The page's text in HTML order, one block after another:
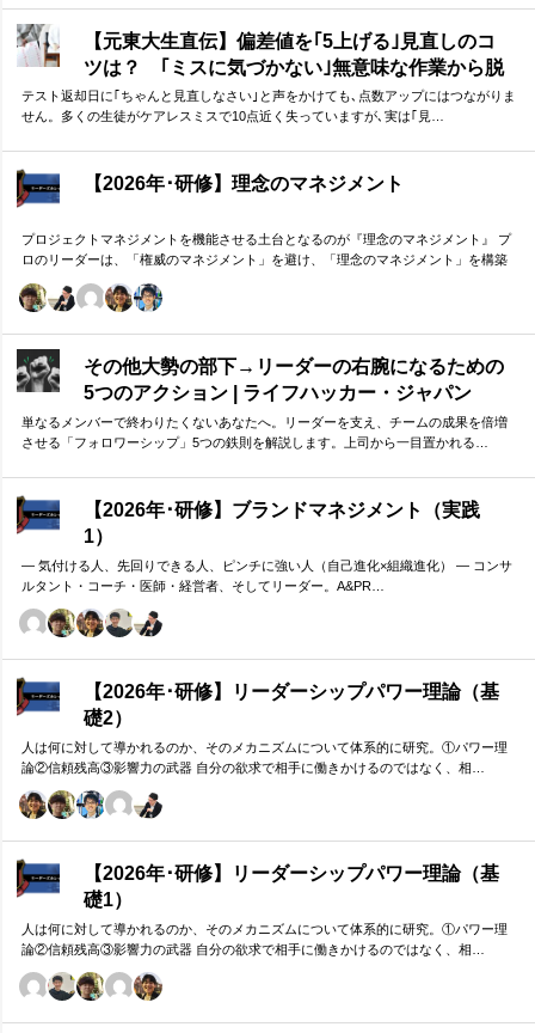
【元東大生直伝】偏差値を｢5上げる｣見直しのコ
ツは？ ｢ミスに気づかない｣無意味な作業から脱
却を…カギは試験"前"
テスト返却日に｢ちゃんと見直しなさい｣と声をかけても､点数アップにはつながりま
せん。多くの生徒がケアレスミスで10点近く失っていますが､実は｢見…
【2026年･研修】理念のマネジメント
プロジェクトマネジメントを機能させる土台となるのが『理念のマネジメント』 プ
ロのリーダーは、「権威のマネジメント」を避け、「理念のマネジメント」を構築
に尊重する文化を構築したいリーダーのための研修です。
その他大勢の部下→リーダーの右腕になるための
5つのアクション | ライフハッカー・ジャパン
単なるメンバーで終わりたくないあなたへ。リーダーを支え、チームの成果を倍増
させる「フォロワーシップ」5つの鉄則を解説します。上司から一目置かれる…
【2026年･研修】ブランドマネジメント（実践
1）
― 気付ける人、先回りできる人、ピンチに強い人（自己進化×組織進化） ― コンサ
ルタント・コーチ・医師・経営者、そしてリーダー。A&PR…
【2026年･研修】リーダーシップパワー理論（基
礎2）
人は何に対して導かれるのか、そのメカニズムについて体系的に研究。①パワー理
論②信頼残高③影響力の武器 自分の欲求で相手に働きかけるのではなく、相…
【2026年･研修】リーダーシップパワー理論（基
礎1）
人は何に対して導かれるのか、そのメカニズムについて体系的に研究。①パワー理
論②信頼残高③影響力の武器 自分の欲求で相手に働きかけるのではなく、相…